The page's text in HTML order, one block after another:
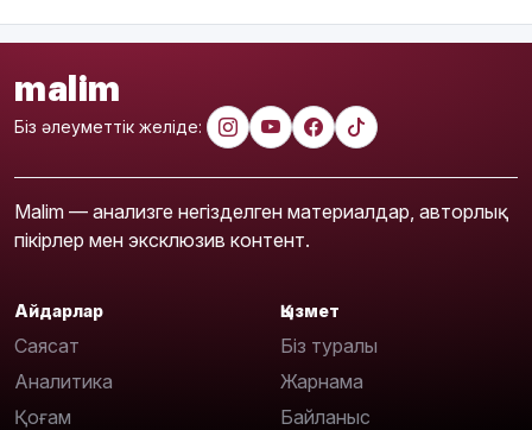
malim
Біз әлеуметтік желіде:
Malim — анализге негізделген материалдар, авторлық
пікірлер мен эксклюзив контент.
Айдарлар
Саясат
Аналитика
Қоғам
Қызмет
Біз туралы
Жарнама
Байланыс